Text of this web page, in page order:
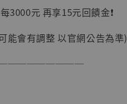
加購優惠【讓子彈飛 鵝城縣長 張麻子 [BK01]】
3000元 再享15元回饋金❗️
能會有調整 以官網公告為準)